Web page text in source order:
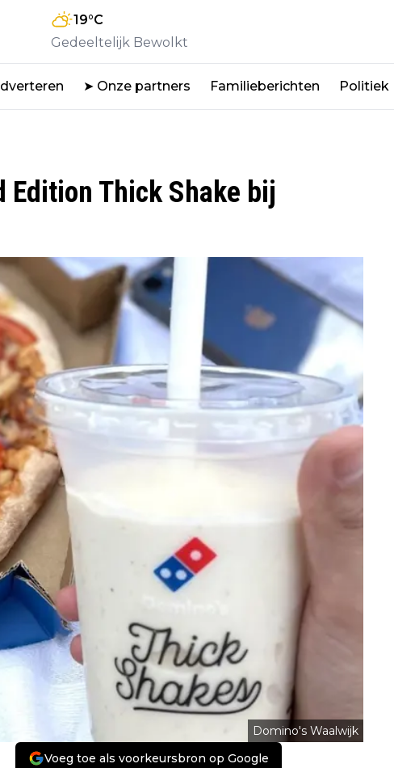
19°C
Gedeeltelijk Bewolkt
➤ Onze partners Familieberichten Politiek
Edition Thick Shake bij
Domino's Waalwijk
Voeg toe als voorkeursbron op Google